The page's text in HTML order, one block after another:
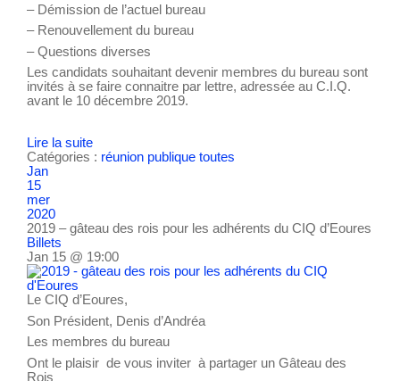
– Démission de l’actuel bureau
– Renouvellement du bureau
– Questions diverses
Les candidats souhaitant devenir membres du bureau sont
invités à se faire connaitre par lettre, adressée au C.I.Q.
avant le 10 décembre 2019.
Lire la suite
Catégories : réunion publique toutes
Jan
15
mer
2020
2019 – gâteau des rois pour les adhérents du CIQ d’Eoures
Billets
Jan 15 @ 19:00
Le CIQ d’Eoures,
Son Président, Denis d’Andréa
Les membres du bureau
Ont le plaisir de vous inviter à partager un Gâteau des
Rois